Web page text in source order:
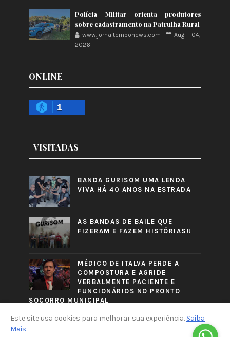
Polícia Militar orienta produtores
sobre cadastramento na Patrulha Rural
www.jornaltemponews.com
Aug 04,
2026
ONLINE
1
+VISITADAS
BANDA GURISOM UMA LENDA
VIVA HÁ 40 ANOS NA ESTRADA
AS BANDAS DE BAILE QUE
FIZERAM E FAZEM HISTÓRIAS!!
MÉDICO DE ITALVA PERDE A
COMPOSTURA E AGRIDE
VERBALMENTE PACIENTE E
FUNCIONÁRIOS NO PRONTO
SOCORRO MUNICIPAL
Este site usa cookies para melhorar sua experiência. Saiba
Mais